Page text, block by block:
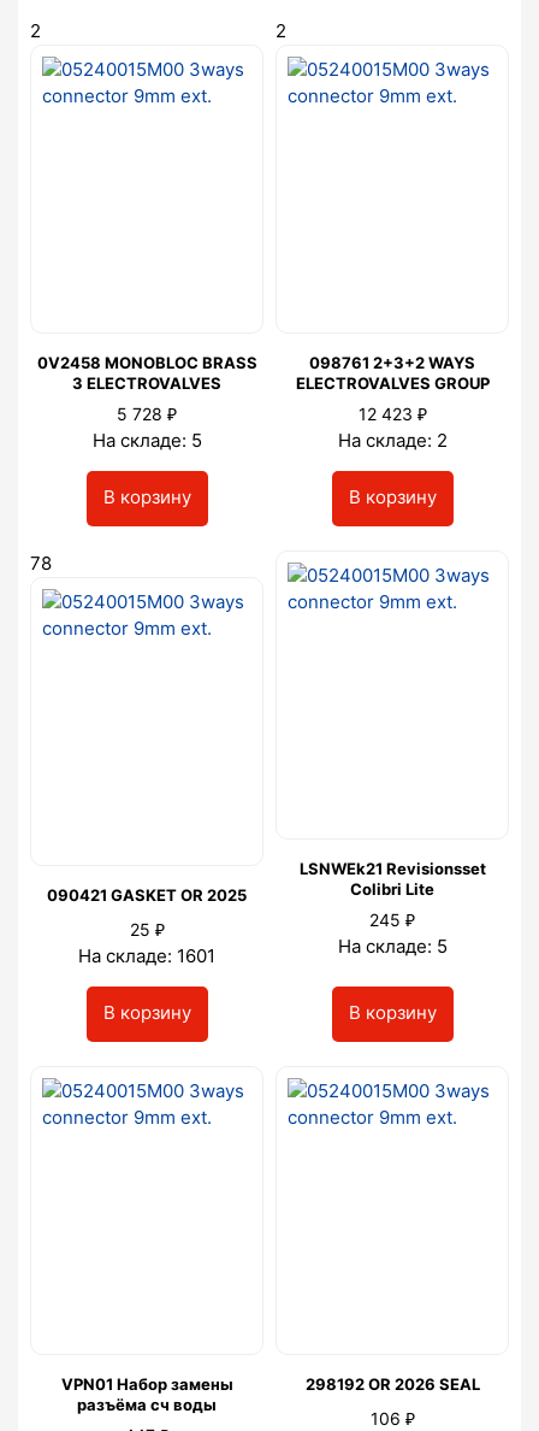
2
0V2458 MONOBLOC BRASS
3 ELECTROVALVES
5 728 ₽
На складе: 5
В корзину
2
098761 2+3+2 WAYS
ELECTROVALVES GROUP
12 423 ₽
На складе: 2
В корзину
78
090421 GASKET OR 2025
25 ₽
На складе: 1601
В корзину
LSNWEk21 Revisionsset
Colibri Lite
245 ₽
На складе: 5
В корзину
VPN01 Набор замены
разъёма сч воды
298192 OR 2026 SEAL
106 ₽